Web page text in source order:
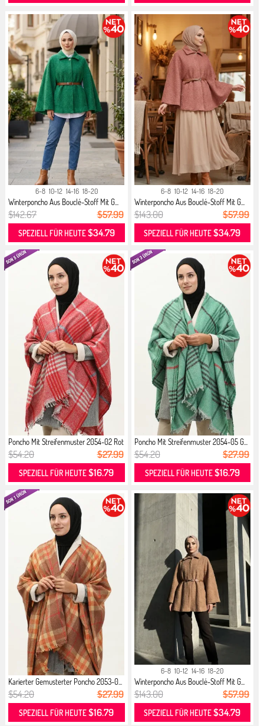
6-8 10-12 14-16 18-20
Winterponcho Aus Bouclé-Stoff Mit G...
$142.67 $57.99
SPEZIELL FÜR HEUTE$34.79
6-8 10-12 14-16 18-20
Winterponcho Aus Bouclé-Stoff Mit G...
$143.00 $57.99
SPEZIELL FÜR HEUTE$34.79
Poncho Mit Streifenmuster 2054-02 Rot
$54.20 $27.99
SPEZIELL FÜR HEUTE$16.79
Poncho Mit Streifenmuster 2054-05 G...
$54.20 $27.99
SPEZIELL FÜR HEUTE$16.79
Karierter Gemusterter Poncho 2053-0...
$54.20 $27.99
SPEZIELL FÜR HEUTE$16.79
6-8 10-12 14-16 18-20
Winterponcho Aus Bouclé-Stoff Mit G...
$143.00 $57.99
SPEZIELL FÜR HEUTE$34.79